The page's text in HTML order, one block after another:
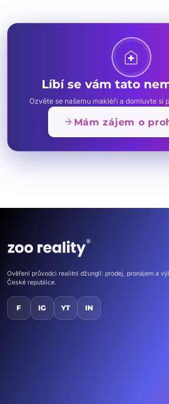
home_health
Líbí se vám tato
Ozvěte se našemu makléři a domluvte si
arrow_forward Mám zájem o
Ověření průvodci realitní džunglí: prodej, pronájem a
České republice.
F IG YT IN